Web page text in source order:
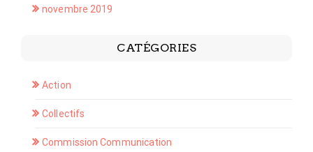
novembre 2019
CATÉGORIES
Action
Collectifs
Commission Communication